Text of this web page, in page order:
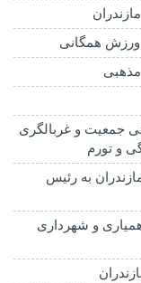
ورزش همگانی
مذهبی
جمعیت و غربالگری
و تورم
به رئیس
و شهرداری